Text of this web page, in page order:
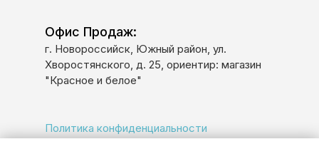
Офис Продаж:
г. Новороссийск, Южный район, ул.
Хворостянского, д. 25, ориентир: магазин
"Красное и белое"
Политика конфиденциальности